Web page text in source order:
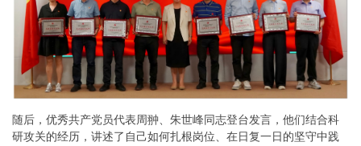
随后，优秀共产党员代表周翀、朱世峰同志登台发言，他们结合科
研攻关的经历，讲述了自己如何扎根岗位、在日复一日的坚守中践